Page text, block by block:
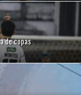
de copas